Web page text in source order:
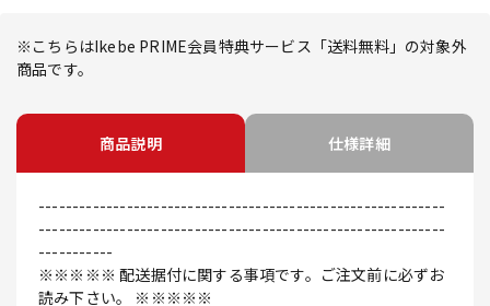
※こちらはIkebe PRIME会員特典サービス「送料無料」の対象外
商品です。
商品説明 仕様詳細
------------------------------------------------------------
------------------------------------------------------------
-----------
※※※※※ 配送据付に関する事項です。ご注文前に必ずお
読み下さい。 ※※※※※